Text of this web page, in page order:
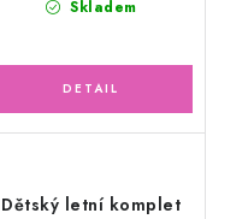
Skladem
Dětský letní komplet